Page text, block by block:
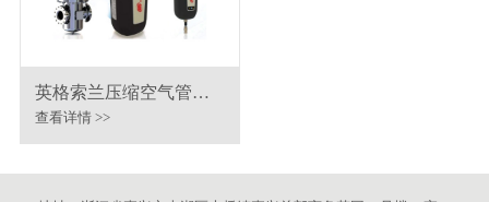
英格索兰压缩空气管道
过滤器
查看详情 >>